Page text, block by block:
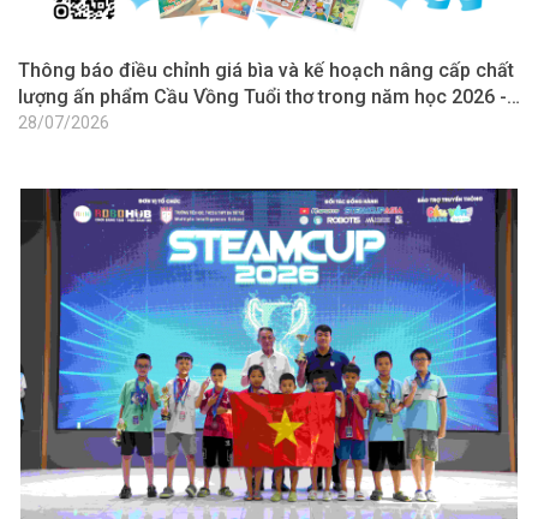
Thông báo điều chỉnh giá bìa và kế hoạch nâng cấp chất
lượng ấn phẩm Cầu Vồng Tuổi thơ trong năm học 2026 -
2027
28/07/2026